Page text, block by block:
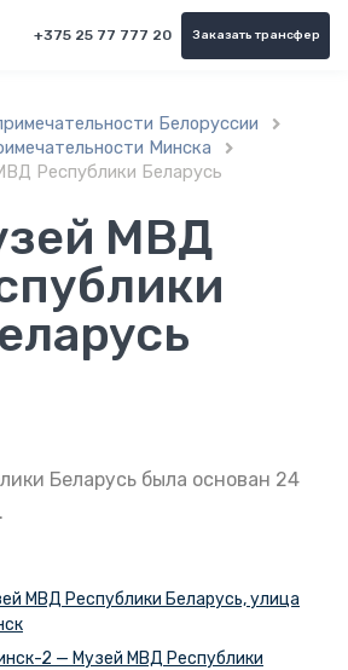
+375 25 77 777 20 Заказать трансфер
Белоруссии 
Минска 
Республики Беларусь
МВД
Беларусь была основан 24
МВД Республики Беларусь, улица
2 — Музей МВД Республики